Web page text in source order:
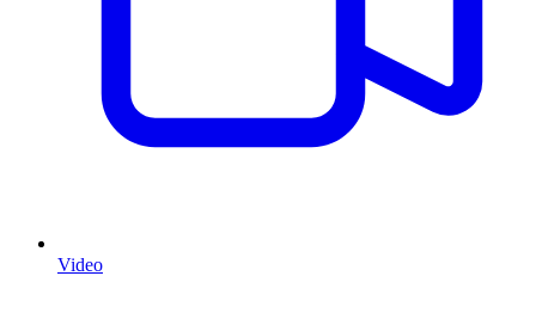
Video